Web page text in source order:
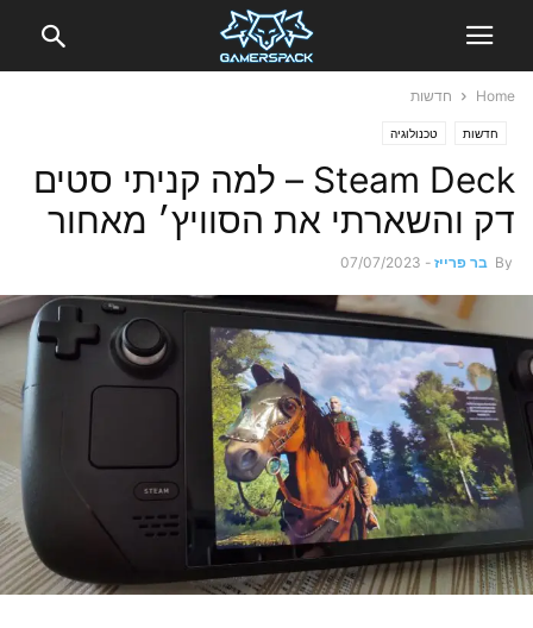
Home חדשות
חדשות טכנולוגיה
Steam Deck – למה קניתי סטים
דק והשארתי את הסוויץ׳ מאחור
By בר פרייז -
07/07/2023